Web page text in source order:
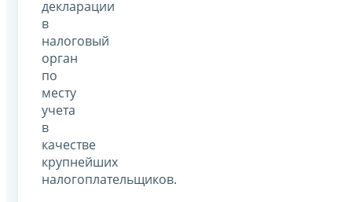
декларации
в
налоговый
орган
по
месту
учета
в
качестве
крупнейших
налогоплательщиков.